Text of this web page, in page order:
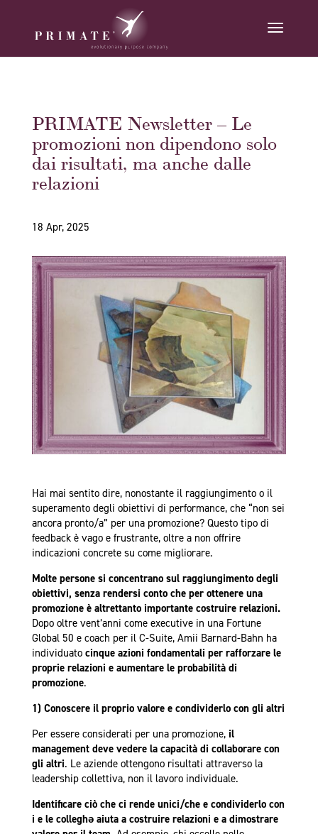
PRIMATE Newsletter – Le
promozioni non dipendono solo
dai risultati, ma anche dalle
relazioni
18 Apr, 2025
Hai mai sentito dire, nonostante il raggiungimento o il
superamento degli obiettivi di performance, che “non sei
ancora pronto/a” per una promozione? Questo tipo di
feedback è vago e frustrante, oltre a non offrire
indicazioni concrete su come migliorare.
Molte persone si concentrano sul raggiungimento degli
obiettivi, senza rendersi conto che per ottenere una
promozione è altrettanto importante costruire relazioni.
Dopo oltre vent’anni come executive in una Fortune
Global 50 e coach per il C-Suite, Amii Barnard-Bahn ha
individuato cinque azioni fondamentali per rafforzare le
proprie relazioni e aumentare le probabilità di
promozione.
1) Conoscere il proprio valore e condividerlo con gli altri
Per essere considerati per una promozione, il
management deve vedere la capacità di collaborare con
gli altri. Le aziende ottengono risultati attraverso la
leadership collettiva, non il lavoro individuale.
Identificare ciò che ci rende unici/che e condividerlo con
i e le colleghə aiuta a costruire relazioni e a dimostrare